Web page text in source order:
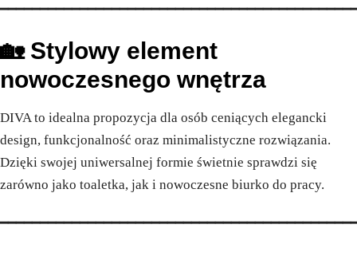
🏡 Stylowy element
nowoczesnego wnętrza
DIVA to idealna propozycja dla osób ceniących elegancki
design, funkcjonalność oraz minimalistyczne rozwiązania.
Dzięki swojej uniwersalnej formie świetnie sprawdzi się
zarówno jako toaletka, jak i nowoczesne biurko do pracy.